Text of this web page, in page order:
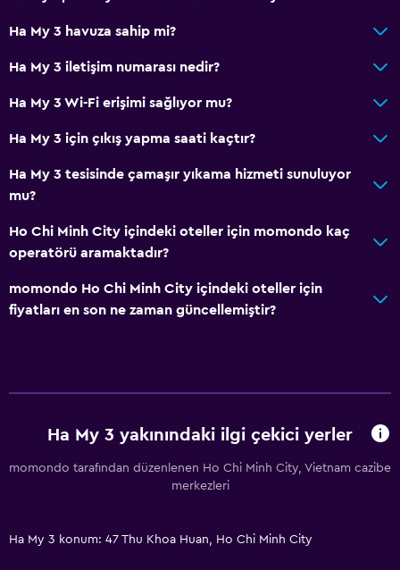
Ha My 3 havuza sahip mi?
Ha My 3 iletişim numarası nedir?
Ha My 3 Wi-Fi erişimi sağlıyor mu?
Ha My 3 için çıkış yapma saati kaçtır?
Ha My 3 tesisinde çamaşır yıkama hizmeti sunuluyor
mu?
Ho Chi Minh City içindeki oteller için momondo kaç
operatörü aramaktadır?
momondo Ho Chi Minh City içindeki oteller için
fiyatları en son ne zaman güncellemiştir?
Ha My 3 yakınındaki ilgi çekici yerler
momondo tarafından düzenlenen Ho Chi Minh City, Vietnam cazibe
merkezleri
Ha My 3 konum: 47 Thu Khoa Huan, Ho Chi Minh City